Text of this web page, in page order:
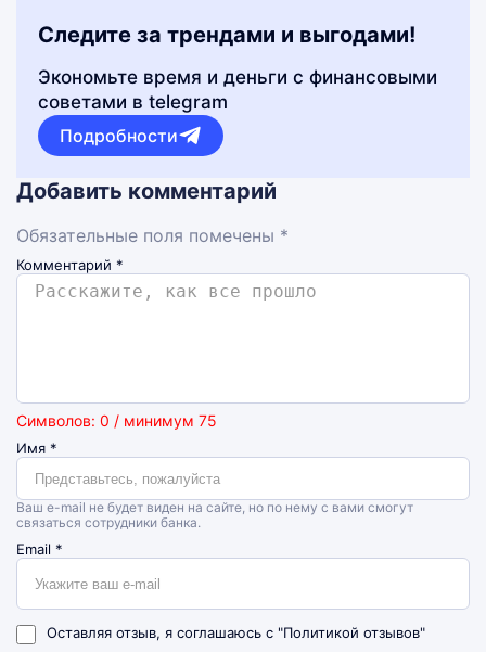
Следите за трендами и выгодами!
Экономьте время и деньги с финансовыми
советами в telegram
Подробности
Добавить комментарий
Обязательные поля помечены *
Комментарий *
Символов: 0 / минимум 75
Имя *
Ваш e-mail не будет виден на сайте, но по нему с вами смогут
связаться сотрудники банка.
Email *
Оставляя отзыв, я соглашаюсь с "Политикой отзывов"